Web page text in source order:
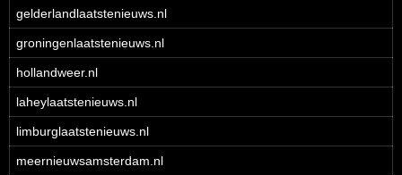
gelderlandlaatstenieuws.nl
groningenlaatstenieuws.nl
hollandweer.nl
laheylaatstenieuws.nl
limburglaatstenieuws.nl
meernieuwsamsterdam.nl